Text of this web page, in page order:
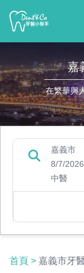
嘉
在繁華與
嘉義市
8/7/2026
中醫
首頁 > 嘉義市牙